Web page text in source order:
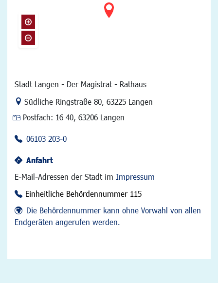
Stadt Langen - Der Magistrat - Rathaus
Link zur Google-Maps Navigation
Südliche Ringstraße 80, 63225 Langen
Postfach: 16 40, 63206 Langen
06103 203-0
Anfahrt
E-Mail-Adressen der Stadt im Impressum
Einheitliche Behördennummer 115
Die Behördennummer kann ohne Vorwahl von allen
Endgeräten angerufen werden.